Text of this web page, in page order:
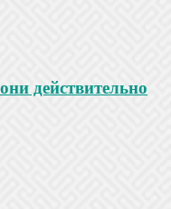
действительно